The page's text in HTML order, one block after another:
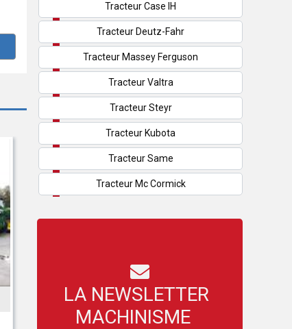
DEUTZ-FAHR
Tracteur Case IH
Tracteur Deutz-Fahr
Tracteur Massey Ferguson
Tracteur Valtra
Tracteur Steyr
Tracteur Kubota
Tracteur Same
Tracteur Mc Cormick
LA NEWSLETTER
MACHINISME